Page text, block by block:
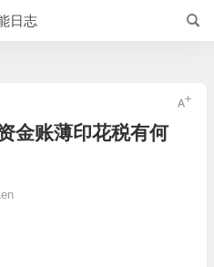
日志
金账薄印花税有何